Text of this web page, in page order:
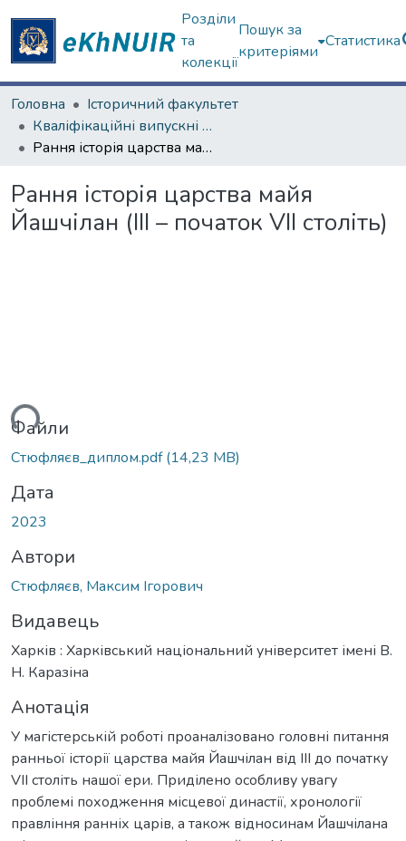
Розділи
та
колекції
Пошук за
критеріями
Статистика
Головна
Історичний факультет
Кваліфікаційні випускні роботи магістрів. Історичний факультет
Рання історія царства майя Йашчілан (ІІІ – початок VII століть)
Рання історія царства майя
Йашчілан (ІІІ – початок VII століть)
Файли
Стюфляєв_диплом.pdf(14,23 MB)
Дата
2023
Автори
Стюфляєв, Максим Ігорович
Видавець
Харків : Харківський національний університет імені В.
Н. Каразіна
Анотація
У магістерській роботі проаналізовано головні питання
ранньої історії царства майя Йашчілан від ІІІ до початку
VII століть нашої ери. Приділено особливу увагу
проблемі походження місцевої династії, хронології
правління ранніх царів, а також відносинам Йашчілана